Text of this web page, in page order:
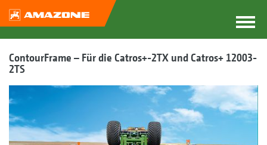
ContourFrame – Für die Catros+-2TX und Catros+ 12003-
2TS